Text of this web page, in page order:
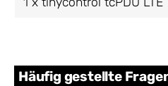
Häufig gestellte